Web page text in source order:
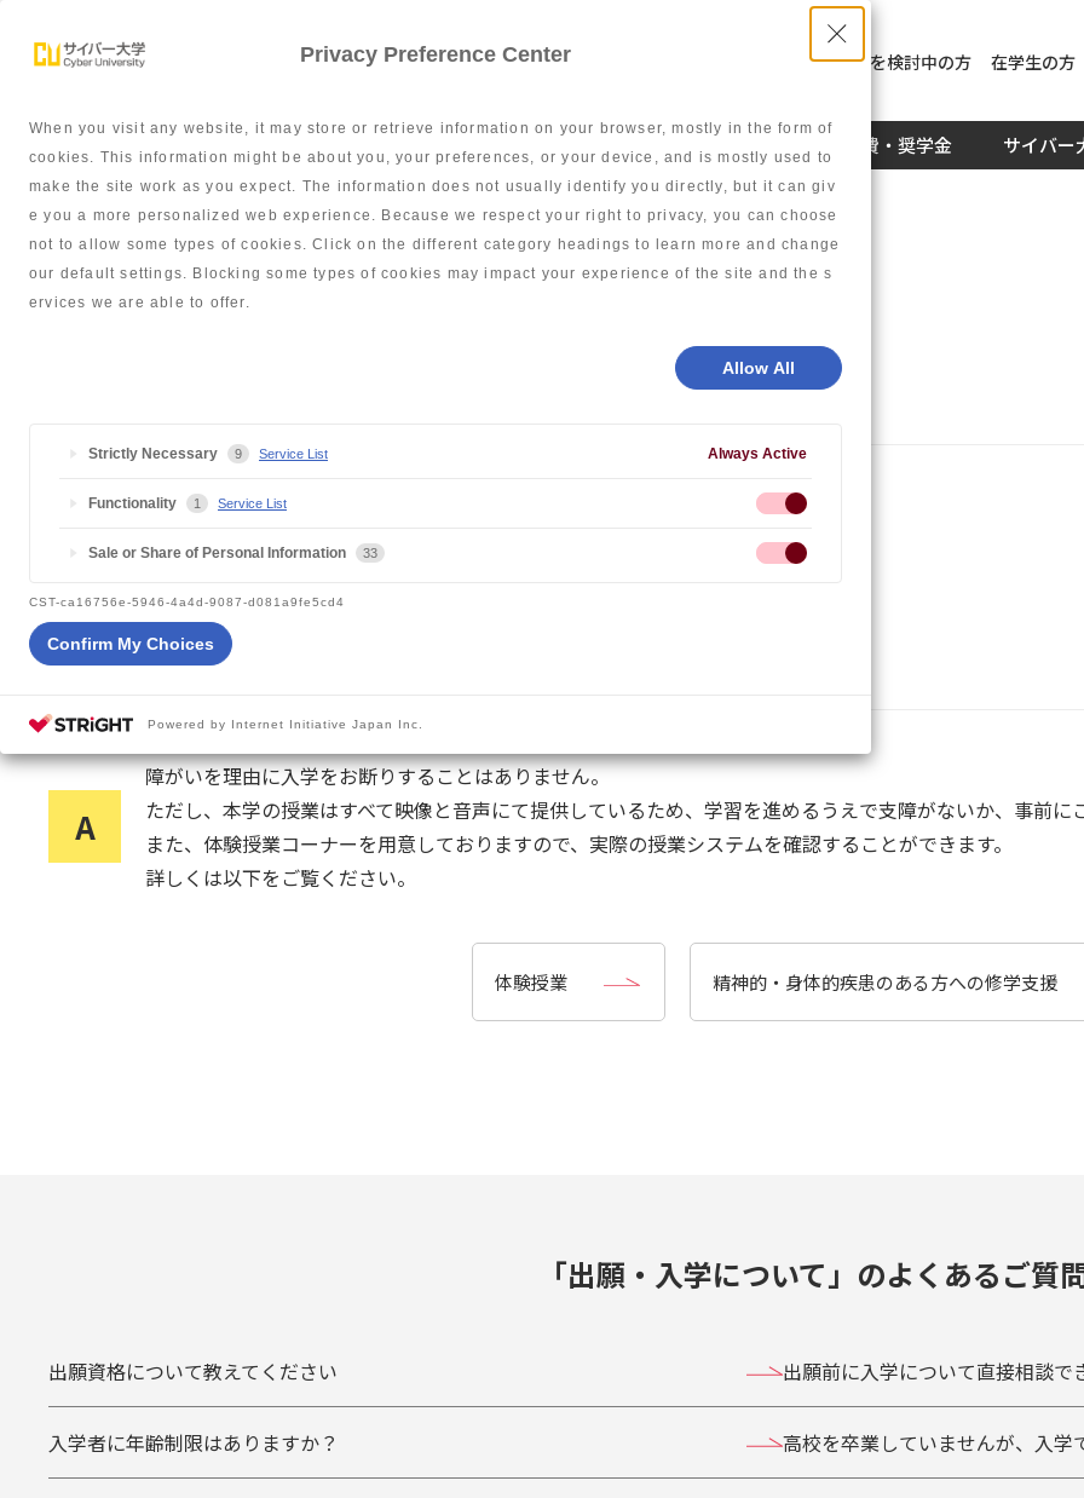
Privacy Preference Center
When you visit any website, it may store or retrieve information on your browser, mostly in the form of
cookies. This information might be about you, your preferences, or your device, and is mostly used to
make the site work as you expect. The information does not usually identify you directly, but it can giv
e you a more personalized web experience. Because we respect your right to privacy, you can choose
not to allow some types of cookies. Click on the different category headings to learn more and change
our default settings. Blocking some types of cookies may impact your experience of the site and the s
ervices we are able to offer.
Allow All
Strictly Necessary 9 Service List Always Active
Functionality 1 Service List
Sale or Share of Personal Information 33
CST-ca16756e-5946-4a4d-9087-d081a9fe5cd4
Confirm My Choices
Powered by Internet Initiative Japan Inc.
社員教育を検討中の方 在学生の方
学費・奨学金 サイバー
出願・入学について
サイバー大学TOP よくあるご質問 障がいをもっていますが、入学できますか？
Q 障がいをもっていますが、入学できますか？
A
障がいを理由に入学をお断りすることはありません。
ただし、本学の授業はすべて映像と音声にて提供しているため、学習を進めるうえで支障がないか、事前に
また、体験授業コーナーを用意しておりますので、実際の授業システムを確認することができます。
詳しくは以下をご覧ください。
体験授業 精神的・身体的疾患のある方への修学支援
「出願・入学について」のよくあるご質
出願資格について教えてください 出願前に入学について直接相談で
入学者に年齢制限はありますか？ 高校を卒業していませんが、入学